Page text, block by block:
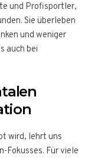
und Profisportler,
Sie überleben
und weniger
auch bei
wird, lehrt uns
Fokusses. Für viele